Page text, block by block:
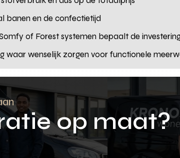
banen en de confectietijd
of Forest systemen bepaalt de
waar wenselijk zorgen voor functionele
op maat?